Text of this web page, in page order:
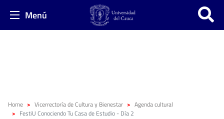
Menú
Home Vicerrectoría de Cultura y Bienestar
Agenda cultural
FestiU Conociendo Tu Casa de Estudio - Día 2